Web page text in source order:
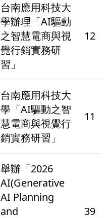
台南應用科技大
學辦理「AI驅動
之智慧電商與視
覺行銷實務研
習」
12
台南應用科技大
學「AI驅動之智
慧電商與視覺行
銷實務研習」
11
舉辦「2026
AI(Generative
AI Planning
and
39